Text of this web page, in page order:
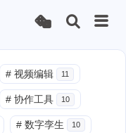
# 视频编辑 11
# 协作工具 10
# 数字孪生 10